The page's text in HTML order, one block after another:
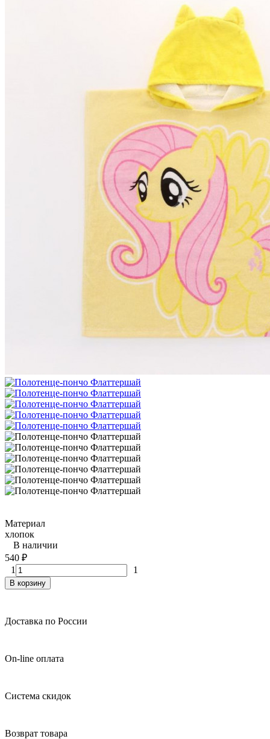
Материал
хлопок
В наличии
540 ₽
1
1
В корзину
Доставка по России
On-line оплата
Система скидок
Возврат товара